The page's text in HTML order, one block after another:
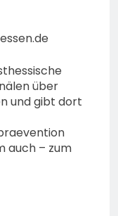
über
und gibt dort
auch – zum